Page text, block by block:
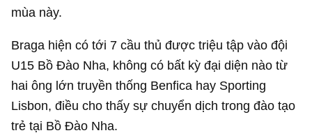
mùa này.
Braga hiện có tới 7 cầu thủ được triệu tập vào đội
U15 Bồ Đào Nha, không có bất kỳ đại diện nào từ
hai ông lớn truyền thống Benfica hay Sporting
Lisbon, điều cho thấy sự chuyển dịch trong đào tạo
trẻ tại Bồ Đào Nha.